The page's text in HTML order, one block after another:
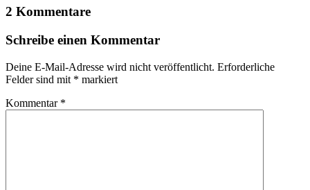
2 Kommentare
Schreibe einen Kommentar
Deine E-Mail-Adresse wird nicht veröffentlicht. Erforderliche
Felder sind mit * markiert
Kommentar *